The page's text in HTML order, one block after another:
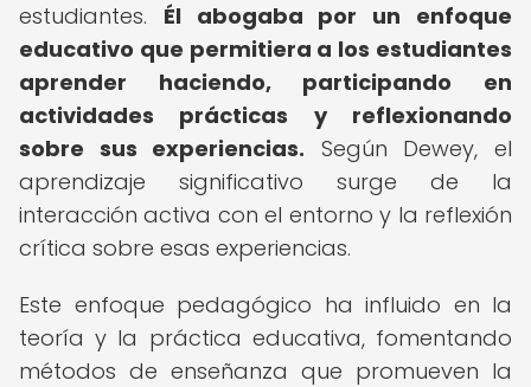
estudiantes. Él abogaba por un enfoque
educativo que permitiera a los estudiantes
aprender haciendo, participando en
actividades prácticas y reflexionando
sobre sus experiencias. Según Dewey, el
aprendizaje significativo surge de la
interacción activa con el entorno y la reflexión
crítica sobre esas experiencias.
Este enfoque pedagógico ha influido en la
teoría y la práctica educativa, fomentando
métodos de enseñanza que promueven la